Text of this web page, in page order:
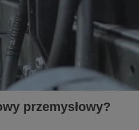
przemysłowy?